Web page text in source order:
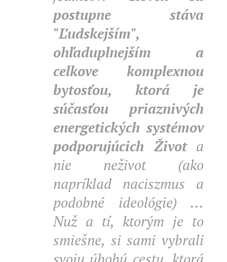
postupne stáva
"Ľudskejším",
ohľaduplnejším a
celkove komplexnou
bytosťou, ktorá je
súčasťou priaznivých
energetických systémov
podporujúcich Života
nie neživot (ako
napríklad naciszmus a
podobné ideológie) ...
Nuž a tí, ktorým je to
smiešne, si sami vybrali